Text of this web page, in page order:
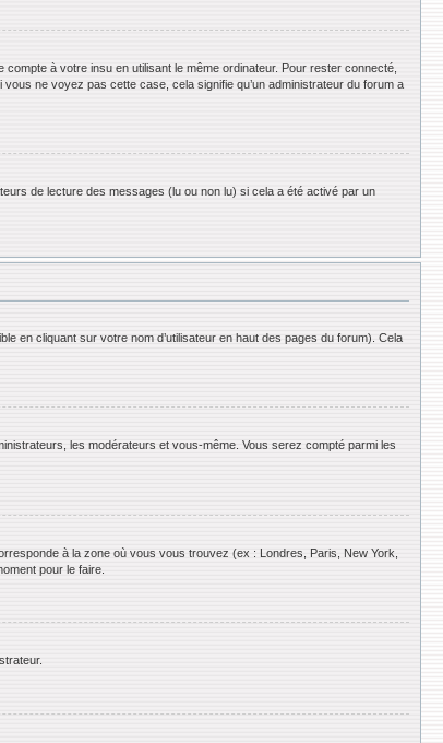
à votre insu en utilisant le même ordinateur. Pour rester connecté,
ne voyez pas cette case, cela signifie qu’un administrateur du forum a
de lecture des messages (lu ou non lu) si cela a été activé par un
en cliquant sur votre nom d’utilisateur en haut des pages du forum). Cela
les modérateurs et vous-même. Vous serez compté parmi les
à la zone où vous vous trouvez (ex : Londres, Paris, New York,
pour le faire.